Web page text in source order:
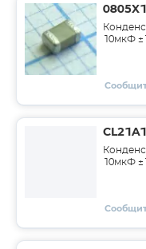
10мкФ
10мкФ